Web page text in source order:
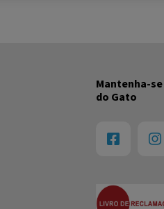
Mantenha-
do Gato